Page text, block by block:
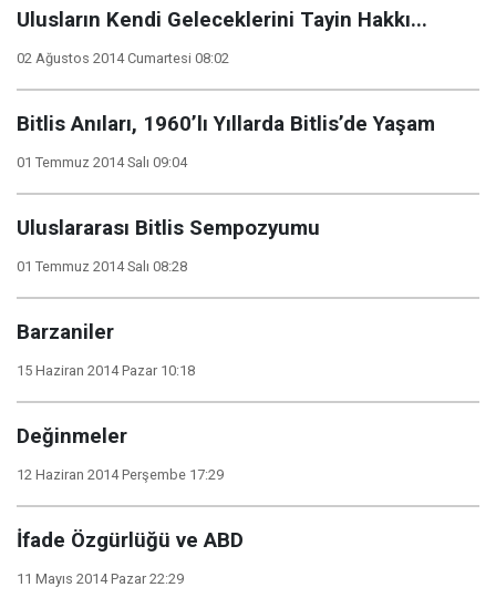
Ulusların Kendi Geleceklerini Tayin Hakkı...
02 Ağustos 2014 Cumartesi 08:02
Bitlis Anıları, 1960’lı Yıllarda Bitlis’de Yaşam
01 Temmuz 2014 Salı 09:04
Uluslararası Bitlis Sempozyumu
01 Temmuz 2014 Salı 08:28
Barzaniler
15 Haziran 2014 Pazar 10:18
Değinmeler
12 Haziran 2014 Perşembe 17:29
İfade Özgürlüğü ve ABD
11 Mayıs 2014 Pazar 22:29